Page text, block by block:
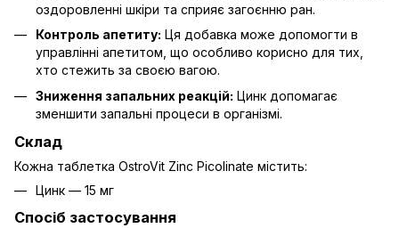
оздоровленні шкіри та сприяє загоєнню ран.
Контроль апетиту: Ця добавка може допомогти в
управлінні апетитом, що особливо корисно для тих,
хто стежить за своєю вагою.
Зниження запальних реакцій: Цинк допомагає
зменшити запальні процеси в організмі.
Склад
Кожна таблетка OstroVit Zinc Picolinate містить:
Цинк — 15 мг
Спосіб застосування